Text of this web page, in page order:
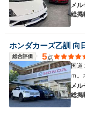
メル
総掲
ホンダカーズ乙訓 向
総合評価 5点
国
ｍ
メル
総掲